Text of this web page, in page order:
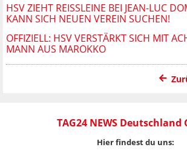
HSV ZIEHT REISSLEINE BEI JEAN-LUC
ANN SICH NEUEN VEREIN SUCHEN!
OFFIZIELL: HSV VERSTÄRKT SICH MIT
MANN AUS MAROKKO
TAG24 NEWS Deutschland
Hier findest du uns: